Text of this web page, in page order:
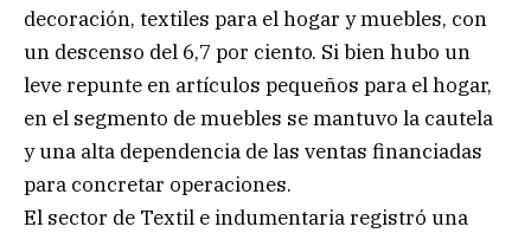
decoración, textiles para el hogar y muebles, con
un descenso del 6,7 por ciento. Si bien hubo un
leve repunte en artículos pequeños para el hogar,
en el segmento de muebles se mantuvo la cautela
y una alta dependencia de las ventas financiadas
para concretar operaciones.
El sector de Textil e indumentaria registró una